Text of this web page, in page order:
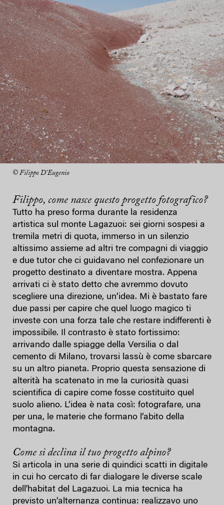
© Filippo D’Eugenio
Filippo, come nasce questo progetto fotografico?
Tutto ha preso forma durante la residenza
artistica sul monte Lagazuoi: sei giorni sospesi a
tremila metri di quota, immerso in un silenzio
altissimo assieme ad altri tre compagni di viaggio
e due tutor che ci guidavano nel confezionare un
progetto destinato a diventare mostra. Appena
arrivati ci è stato detto che avremmo dovuto
scegliere una direzione, un’idea. Mi è bastato fare
due passi per capire che quel luogo magico ti
investe con una forza tale che restare indifferenti è
impossibile. Il contrasto è stato fortissimo:
arrivando dalle spiagge della Versilia o dal
cemento di Milano, trovarsi lassù è come sbarcare
su un altro pianeta. Proprio questa sensazione di
alterità ha scatenato in me la curiosità quasi
scientifica di capire come fosse costituito quel
suolo alieno. L’idea è nata così: fotografare, una
per una, le materie che formano l’abito della
montagna.
Come si declina il tuo progetto alpino?
Si articola in una serie di quindici scatti in digitale
in cui ho cercato di far dialogare le diverse scale
dell'habitat del Lagazuoi. La mia tecnica ha
previsto un’alternanza continua: realizzavo uno